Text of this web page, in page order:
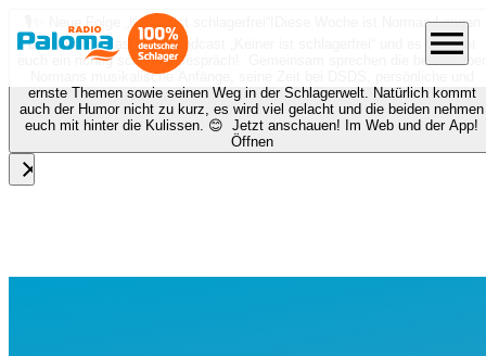
🎙️✨ Neue Folge „Keiner ist schlagerfrei“!
Diese Woche ist Norman Langen
bei Nora zu Gast beim Podcast „Keiner ist schlagerfrei“ und es erwartet
euch ein richtig schönes Gespräch! Gemeinsam sprechen die beiden über
Normans musikalische Anfänge, seine Zeit bei DSDS, persönliche und
ernste Themen sowie seinen Weg in der Schlagerwelt. Natürlich kommt
auch der Humor nicht zu kurz, es wird viel gelacht und die beiden nehmen
euch mit hinter die Kulissen. 😊 Jetzt anschauen! Im Web und der App!
Öffnen
close
menu